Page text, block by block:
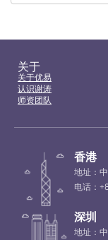
关于
关于优易
认识谢涛
师资团队
香港
地址：
电话：
深圳
地址：